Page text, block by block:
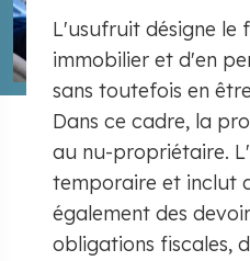
L'usufruit désigne le
immobilier et d'en
sans toutefois en
Dans ce cadre, la
au nu-propriétaire.
temporaire et inclut
également des
obligations fiscales,